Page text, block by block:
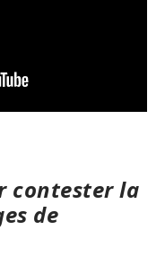
contester la
de